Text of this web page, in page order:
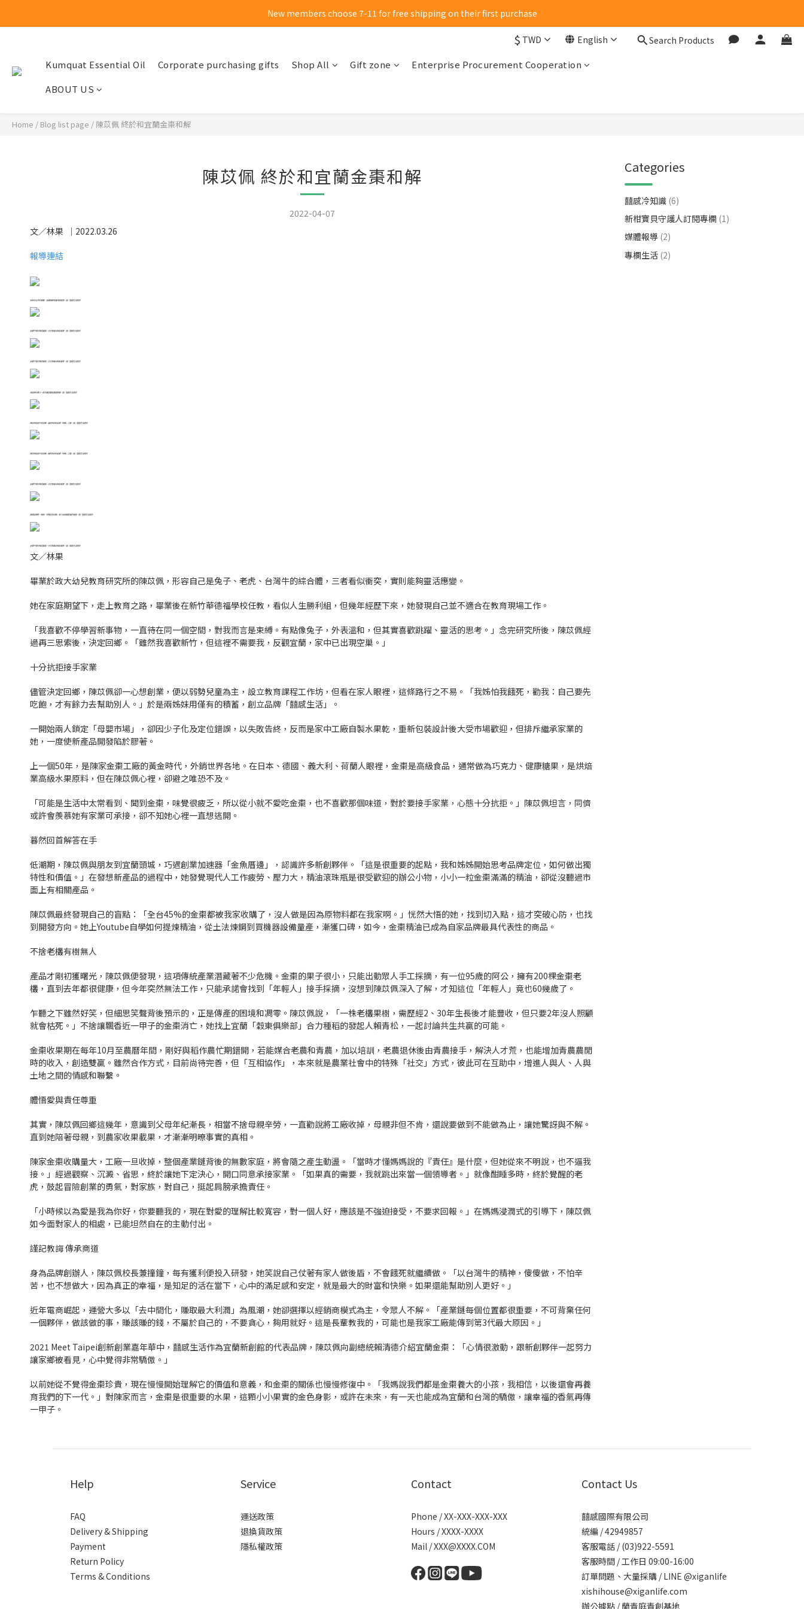
New members choose 7-11 for free shipping on their first purchase
New members choose 7-11 for free shipping on their first purchase
New members choose 7-11 for free shipping on their first purchase
$ TWD English Search Products
Kumquat Essential Oil Corporate purchasing gifts Shop All Gift zone
Enterprise Procurement Cooperation
ABOUT US
Home / Blog list page / 陳苡佩 終於和宜蘭金棗和解
陳苡佩 終於和宜蘭金棗和解
2022-04-07
文／林果
｜ 2022.03.26
報導連結
和長年合作的果農、金棗樹都有著深厚感情。圖／囍感生活提供
金棗不僅可做成蜜餞，也可發展出新創產業。圖／囍感生活提供
金棗不僅可做成蜜餞，也可發展出新創產業。圖／囍感生活提供
與品牌合夥人一起守護宜蘭金棗產業鏈。圖／囍感生活提供
陳苡佩經過千迴百轉，最終找到和金棗「和解」之路。圖／囍感生活提供
陳苡佩經過千迴百轉，最終找到和金棗「和解」之路。圖／囍感生活提供
金棗不僅可做成蜜餞，也可發展出新創產業。圖／囍感生活提供
推廣品牌時，姊姊、阿姨全部出動，家人就是最堅強的後盾。圖／囍感生活提供
金棗不僅可做成蜜餞，也可發展出新創產業。圖／囍感生活提供
文／林果
畢業於政大幼兒教育研究所的陳苡佩，形容自己是兔子、老虎、台灣牛的綜合體，三者看似衝突，實則能夠靈活應變。
她在家庭期望下，走上教育之路，畢業後在新竹華德福學校任教，看似人生勝利組，但幾年經歷下來，她發現自己並不適合在教育現場工作。
「我喜歡不停學習新事物，一直待在同一個空間，對我而言是束縛。有點像兔子，外表溫和，但其實喜歡跳躍、靈活的思考。」念完研究所後，陳苡佩經
過再三思索後，決定回鄉。「雖然我喜歡新竹，但這裡不需要我，反觀宜蘭，家中已出現空巢。」
十分抗拒接手家業
儘管決定回鄉，陳苡佩卻一心想創業，便以弱勢兒童為主，設立教育課程工作坊，但看在家人眼裡，這條路行之不易。「我姊怕我餓死，勸我：自己要先
吃飽，才有餘力去幫助別人。」於是兩姊妹用僅有的積蓄，創立品牌「囍感生活」。
一開始兩人鎖定「母嬰市場」，卻因少子化及定位錯誤，以失敗告終，反而是家中工廠自製水果乾，重新包裝設計後大受市場歡迎，但排斥繼承家業的
她，一度使新產品開發陷於膠著。
上一個50年，是陳家金棗工廠的黃金時代，外銷世界各地。在日本、德國、義大利、荷蘭人眼裡，金棗是高級食品，通常做為巧克力、健康糖果，是烘焙
業高級水果原料，但在陳苡佩心裡，卻避之唯恐不及。
「可能是生活中太常看到、聞到金棗，味覺很疲乏，所以從小就不愛吃金棗，也不喜歡那個味道，對於要接手家業，心態十分抗拒。」陳苡佩坦言，同儕
或許會羨慕她有家業可承接，卻不知她心裡一直想逃開。
暮然回首解答在手
低潮期，陳苡佩與朋友到宜蘭頭城，巧遇創業加速器「金魚厝邊」，認識許多新創夥伴。「這是很重要的起點，我和姊姊開始思考品牌定位，如何做出獨
特性和價值。」在發想新產品的過程中，她發覺現代人工作疲勞、壓力大，精油滾珠瓶是很受歡迎的辦公小物，小小一粒金棗滿滿的精油，卻從沒聽過市
面上有相關產品。
陳苡佩最終發現自己的盲點：「全台45%的金棗都被我家收購了，沒人做是因為原物料都在我家啊。」恍然大悟的她，找到切入點，這才突破心防，也找
到開發方向。她上Youtube自學如何提煉精油，從土法煉鋼到買機器設備量產，漸獲口碑，如今，金棗精油已成為自家品牌最具代表性的商品。
不捨老欉有樹無人
產品才剛初獲曙光，陳苡佩便發現，這項傳統產業潛藏著不少危機。金棗的果子很小，只能出動眾人手工採摘，有一位95歲的阿公，擁有200棵金棗老
欉，直到去年都很健康，但今年突然無法工作，只能承諾會找到「年輕人」接手採摘，沒想到陳苡佩深入了解，才知這位「年輕人」竟也60幾歲了。
乍聽之下雖然好笑，但細思笑聲背後預示的，正是傳產的困境和凋零。陳苡佩說，「一株老欉果樹，需歷經2、30年生長後才能豐收，但只要2年沒人照顧
就會枯死。」不捨讓飄香近一甲子的金棗消亡，她找上宜蘭「穀東俱樂部」合力種稻的發起人賴青松，一起討論共生共贏的可能。
金棗收果期在每年10月至農曆年間，剛好與稻作農忙期錯開，若能媒合老農和青農，加以培訓，老農退休後由青農接手，解決人才荒，也能增加青農農閒
時的收入，創造雙贏。雖然合作方式，目前尚待完善，但「互相協作」，本來就是農業社會中的特殊「社交」方式，彼此可在互助中，增進人與人、人與
土地之間的情感和聯繫。
體悟愛與責任尊重
其實，陳苡佩回鄉這幾年，意識到父母年紀漸長，相當不捨母親辛勞，一直勸說將工廠收掉，母親非但不肯，還說要做到不能做為止，讓她驚訝與不解。
直到她陪著母親，到農家收果載果，才漸漸明暸事實的真相。
陳家金棗收購量大，工廠一旦收掉，整個產業鏈背後的無數家庭，將會隨之產生動盪。「當時才懂媽媽說的『責任』是什麼，但她從來不明說，也不逼我
接。」經過觀察、沉澱、省思，終於讓她下定決心，開口同意承接家業。「如果真的需要，我就跳出來當一個領導者。」就像酣睡多時，終於覺醒的老
虎，鼓起冒險創業的勇氣，對家族，對自己，挺起肩膀承擔責任。
「小時候以為愛是我為你好，你要聽我的，現在對愛的理解比較寬容，對一個人好，應該是不強迫接受，不要求回報。」在媽媽浸潤式的引導下，陳苡佩
如今面對家人的相處，已能坦然自在的主動付出。
謹記教誨 傳承商道
身為品牌創辦人，陳苡佩校長兼撞鐘，每有獲利便投入研發，她笑說自己仗著有家人做後盾，不會餓死就繼續做。「以台灣牛的精神，傻傻做，不怕辛
苦，也不想做大，因為真正的幸福，是知足的活在當下，心中的滿足感和安定，就是最大的財富和快樂。如果還能幫助別人更好。」
近年電商崛起，運營大多以「去中間化，賺取最大利潤」為風潮，她卻選擇以經銷商模式為主，令眾人不解。「產業鏈每個位置都很重要，不可背棄任何
一個夥伴，做該做的事，賺該賺的錢，不屬於自己的，不要貪心，夠用就好。這是長輩教我的，可能也是我家工廠能傳到第3代最大原因。」
2021 Meet Taipei創新創業嘉年華中，囍感生活作為宜蘭新創館的代表品牌，陳苡佩向副總統賴清德介紹宜蘭金棗：「心情很激動，跟新創夥伴一起努力
讓家鄉被看見，心中覺得非常驕傲。」
以前她從不覺得金棗珍貴，現在慢慢開始理解它的價值和意義，和金棗的關係也慢慢修復中。「我媽說我們都是金棗養大的小孩，我相信，以後還會再養
育我們的下一代。」對陳家而言，金棗是很重要的水果，這顆小小果實的金色身影，或許在未來，有一天也能成為宜蘭和台灣的驕傲，讓幸福的香氣再傳
一甲子。
Categories
囍感冷知識 (6)
新柑寶貝守護人訂閱專欄 (1)
媒體報導 (2)
專欄生活 (2)
Help
FAQ
Delivery & Shipping
Payment
Return Policy
Terms & Conditions
Service
運送政策
退換貨政策
隱私權政策
Contact
Phone / XX-XXX-XXX-XXX
Hours / XXXX-XXXX
Mail / XXX@XXXX.COM
Contact Us
囍感國際有限公司
統編 / 42949857
客服電話 / (03)922-5591
客服時間 / 工作日 09:00-16:00
訂單問題、大量採購 / LINE @xiganlife
xishihouse@xiganlife.com
辦公據點 / 蘭青庭青創基地